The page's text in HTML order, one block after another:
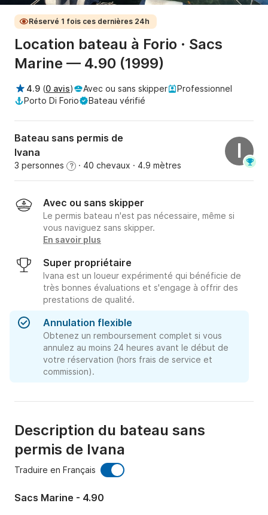
Réservé 1 fois ces dernières 24h
Location bateau à Forio · Sacs
Marine — 4.90 (1999)
4.9 (0 avis) Avec ou sans skipper
Professionnel
Porto Di Forio
Bateau vérifié
Bateau sans permis de
Ivana
3 personnes ? · 40 chevaux · 4.9 mètres
I
Avec ou sans skipper
Le permis bateau n'est pas nécessaire, même si
vous naviguez sans skipper.
En savoir plus
Super propriétaire
Ivana est un loueur expérimenté qui bénéficie de
très bonnes évaluations et s'engage à offrir des
prestations de qualité.
Annulation flexible
Obtenez un remboursement complet si vous
annulez au moins 24 heures avant le début de
votre réservation (hors frais de service et
commission).
Description du bateau sans
permis de Ivana
Traduire en Français
Sacs Marine - 4.90